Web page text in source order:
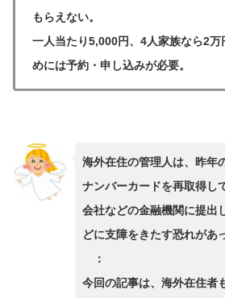
もらえない。
一人当たり5,000円、4人家族なら2万
めには予約・申し込みが必要。
海外在住の管理人は、昨年
ナンバーカードを再取得し
会社などの金融機関に提出
どに支障をきたす恐れがあ
：
今回の記事は、海外在住者